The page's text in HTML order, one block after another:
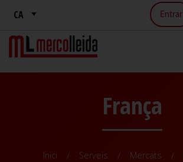
Entrar
França
Inici Serveis Mercats